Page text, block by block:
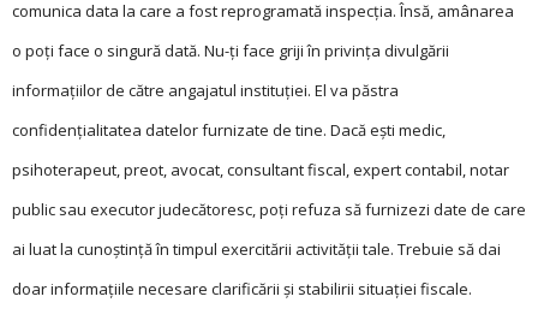
comunica data la care a fost reprogramată inspecția. Însă, amânarea
o poți face o singură dată. Nu-ți face griji în privința divulgării
informațiilor de către angajatul instituției. El va păstra
confidențialitatea datelor furnizate de tine. Dacă ești medic,
psihoterapeut, preot, avocat, consultant fiscal, expert contabil, notar
public sau executor judecătoresc, poți refuza să furnizezi date de care
ai luat la cunoștință în timpul exercitării activității tale. Trebuie să dai
doar informațiile necesare clarificării și stabilirii situației fiscale.